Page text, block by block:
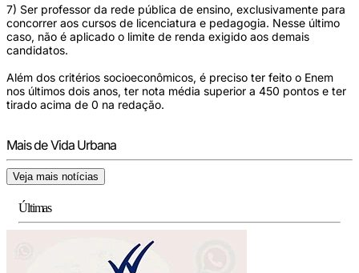
7) Ser professor da rede pública de ensino, exclusivamente para
concorrer aos cursos de licenciatura e pedagogia. Nesse último
caso, não é aplicado o limite de renda exigido aos demais
candidatos.
Além dos critérios socioeconômicos, é preciso ter feito o Enem
nos últimos dois anos, ter nota média superior a 450 pontos e ter
tirado acima de 0 na redação.
Mais de Vida Urbana
Veja mais notícias
Últimas